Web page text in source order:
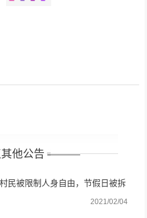
他公告 ———
民被限制人身自由，节假日被拆
2021/02/04